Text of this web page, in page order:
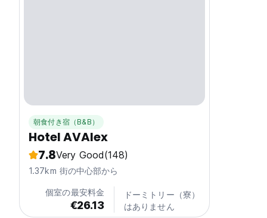
朝食付き宿（B&B）
Hotel AVAlex
7.8Very Good(148)
1.37km 街の中心部から
個室の最安料金
€26.13
ドーミトリー（寮）
はありません